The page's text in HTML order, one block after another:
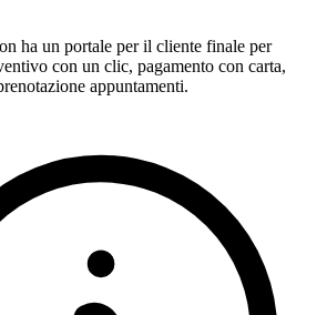
ha un portale per il cliente finale per
con un clic, pagamento con carta,
appuntamenti.